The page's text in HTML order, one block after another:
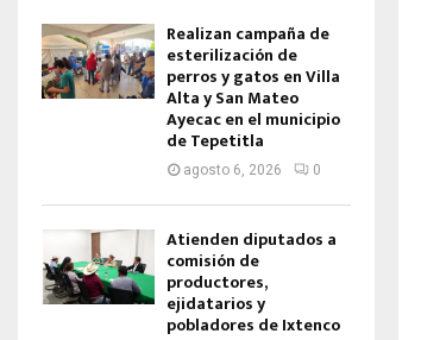
Realizan campaña de
esterilización de
perros y gatos en Villa
Alta y San Mateo
Ayecac en el municipio
de Tepetitla
agosto 6, 2026 0
Atienden diputados a
comisión de
productores,
ejidatarios y
pobladores de Ixtenco